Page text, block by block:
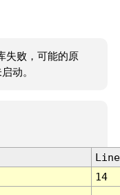
失败，可能的原
动。
Line
14